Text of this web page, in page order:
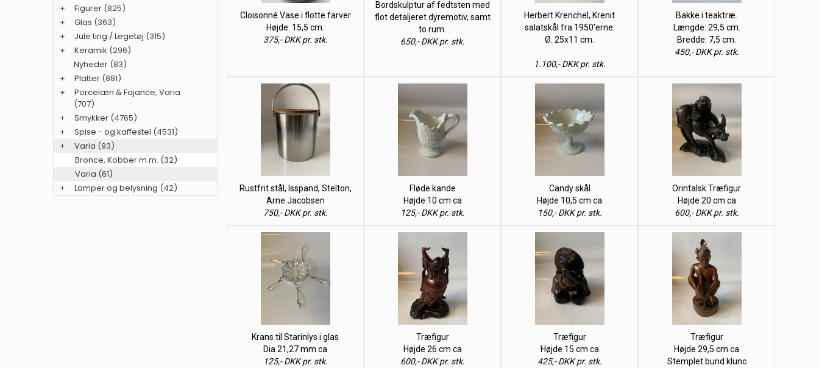
Cloisonné Vase i flotte farver
Højde: 15,5 cm.
375,- DKK pr. stk.
Bordskulptur af fedtsten med
flot detaljeret dyremotiv, samt
to rum.
650,- DKK pr. stk.
Herbert Krenchel, Krenit
salatskål fra 1950'erne.
Ø. 25x11 cm.
1.100,- DKK pr. stk.
Bakke i teaktræ.
Længde: 29,5 cm.
Bredde: 7,5 cm.
450,- DKK pr. stk.
Rustfrit stål, Isspand, Stelton,
Arne Jacobsen
750,- DKK pr. stk.
Fløde kande
Højde 10 cm ca
125,- DKK pr. stk.
Candy skål
Højde 10,5 cm ca
150,- DKK pr. stk.
Orintalsk Træfigur
Højde 20 cm ca
600,- DKK pr. stk.
Krans til Starinlys i glas
Dia 21,27 mm ca
125,- DKK pr. stk.
Træfigur
Højde 26 cm ca
600,- DKK pr. stk.
Træfigur
Højde 15 cm ca
425,- DKK pr. stk.
Træfigur
Højde 29,5 cm ca
Stemplet bund klunc
+ Figurer (825)
+
Glas (363)
+
Jule ting / Legetøj (315)
+
Keramik (296)
Nyheder (83)
+
Platter (881)
+
Porcelæn & Fajance, Varia
(707)
+
Smykker (4765)
+
Spise - og kaffestel (4531)
+
Varia (93)
Bronce, Kobber m.m. (32)
Varia (61)
+
Lamper og belysning (42)